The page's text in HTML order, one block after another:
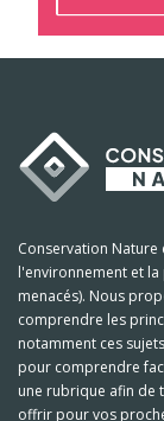
Conservation
l'environnement et
menacés). Nous
comprendre les
notamment ces
pour comprendre
une rubrique afin de
offrir pour vos